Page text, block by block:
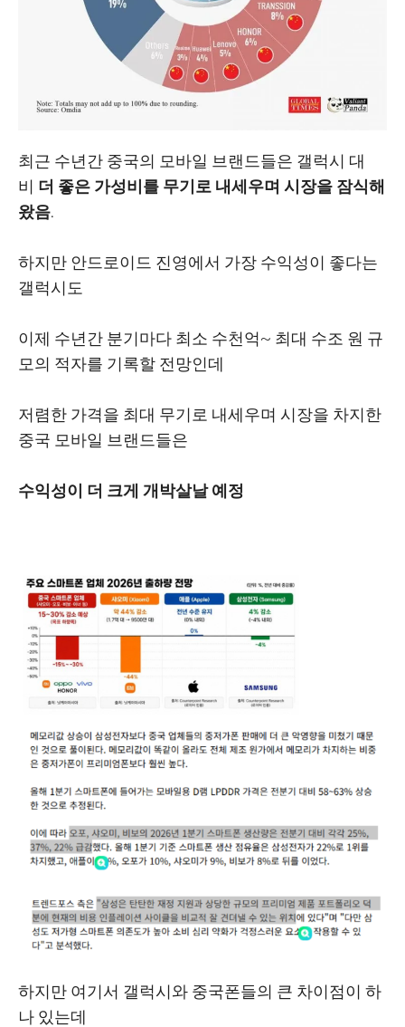
최근 수년간 중국의 모바일 브랜드들은 갤럭시 대
비 더 좋은 가성비를 무기로 내세우며 시장을 잠식해
왔음.
하지만 안드로이드 진영에서 가장 수익성이 좋다는
갤럭시도
이제 수년간 분기마다 최소 수천억~ 최대 수조 원 규
모의 적자를 기록할 전망인데
저렴한 가격을 최대 무기로 내세우며 시장을 차지한
중국 모바일 브랜드들은
수익성이 더 크게 개박살날 예정
하지만 여기서 갤럭시와 중국폰들의 큰 차이점이 하
나 있는데